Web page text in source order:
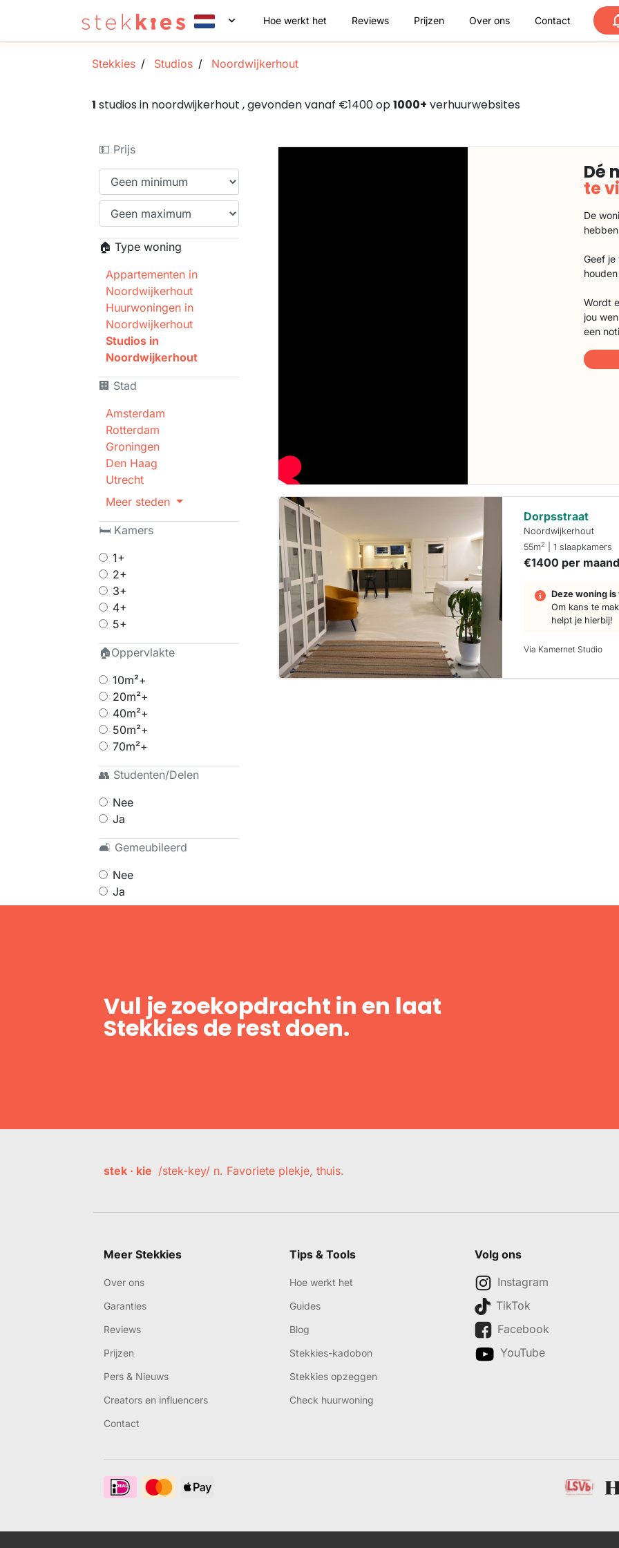
Hoe werkt het Reviews Prijzen Over ons Contact
Stekkies Studios Noordwijkerhout
1 studios in noordwijkerhout , gevonden vanaf €1400 op1000+ verhuurwebsites
💵 Prijs
🏠 Type woning
Appartementen in
Noordwijkerhout
Huurwoningen in
Noordwijkerhout
Studios in
Noordwijkerhout
🏢 Stad
Amsterdam
Rotterdam
Groningen
Den Haag
Utrecht
Meer steden
🛏 Kamers
1+
2+
3+
4+
5+
🏠Oppervlakte
10m²+
20m²+
40m²+
50m²+
70m²+
👥 Studenten/Delen
Nee
Ja
🛋 Gemeubileerd
Nee
Ja
Dé
te
De
Geef
Wordt
jou
een
Dorpsstraat
Noordwijkerhout
55m2 | 1 slaapkamers
€1400 per maand
Deze woning
Om kans te
helpt je hierbij!
Via Kamernet Studio
Vul je zoekopdracht in en laat
Stekkies de rest doen.
stek · kie /stek-key/ n. Favoriete plekje, thuis.
Meer Stekkies
Over ons
Garanties
Reviews
Prijzen
Pers & Nieuws
Creators en influencers
Contact
Tips & Tools
Hoe werkt het
Guides
Blog
Stekkies-kadobon
Stekkies opzeggen
Check huurwoning
Volg ons
Instagram
TikTok
Facebook
YouTube